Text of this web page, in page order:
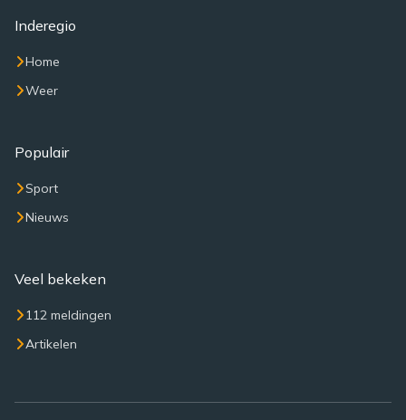
Inderegio
Home
Weer
Populair
Sport
Nieuws
Veel bekeken
112 meldingen
Artikelen